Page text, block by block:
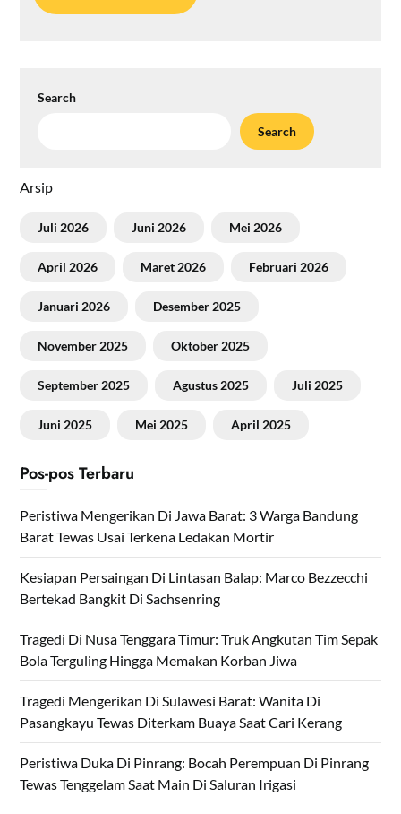
Search
Search
Arsip
Juli 2026 Juni 2026 Mei 2026
April 2026 Maret 2026 Februari 2026
Januari 2026 Desember 2025
November 2025 Oktober 2025
September 2025 Agustus 2025 Juli 2025
Juni 2025 Mei 2025 April 2025
Pos-pos Terbaru
Peristiwa Mengerikan Di Jawa Barat: 3 Warga Bandung
Barat Tewas Usai Terkena Ledakan Mortir
Kesiapan Persaingan Di Lintasan Balap: Marco Bezzecchi
Bertekad Bangkit Di Sachsenring
Tragedi Di Nusa Tenggara Timur: Truk Angkutan Tim Sepak
Bola Terguling Hingga Memakan Korban Jiwa
Tragedi Mengerikan Di Sulawesi Barat: Wanita Di
Pasangkayu Tewas Diterkam Buaya Saat Cari Kerang
Peristiwa Duka Di Pinrang: Bocah Perempuan Di Pinrang
Tewas Tenggelam Saat Main Di Saluran Irigasi